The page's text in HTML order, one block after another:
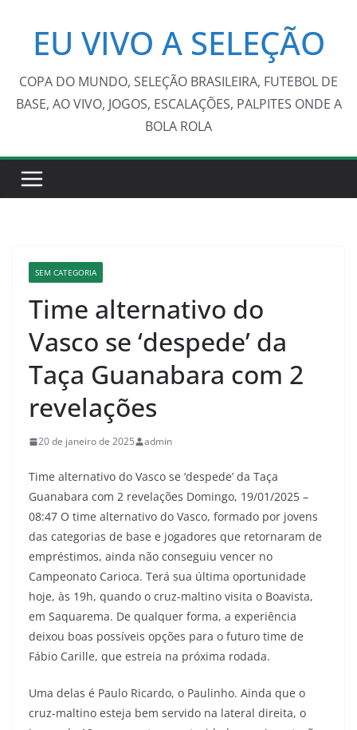
conteúdo
EU VIVO A SELEÇÃO
COPA DO MUNDO, SELEÇÃO BRASILEIRA, FUTEBOL DE
BASE, AO VIVO, JOGOS, ESCALAÇÕES, PALPITES ONDE A
BOLA ROLA
SEM CATEGORIA
Time alternativo do
Vasco se ‘despede’ da
Taça Guanabara com 2
revelações
20 de janeiro de 2025 admin
Time alternativo do Vasco se ‘despede’ da Taça
Guanabara com 2 revelações Domingo, 19/01/2025 –
08:47 O time alternativo do Vasco, formado por jovens
das categorias de base e jogadores que retornaram de
empréstimos, ainda não conseguiu vencer no
Campeonato Carioca. Terá sua última oportunidade
hoje, às 19h, quando o cruz-maltino visita o Boavista,
em Saquarema. De qualquer forma, a experiência
deixou boas possíveis opções para o futuro time de
Fábio Carille, que estreia na próxima rodada.
Uma delas é Paulo Ricardo, o Paulinho. Ainda que o
cruz-maltino esteja bem servido na lateral direita, o